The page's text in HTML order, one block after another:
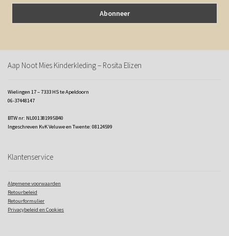
Aap Noot Mies Kinderkleding – Rosita Elizen
Wielingen 17 – 7333 HS te Apeldoorn
06-37448147
BTW nr: NL001381995B40
Ingeschreven KvK Veluwe en Twente: 08124599
Klantenservice
Algemene voorwaarden
Retourbeleid
Retourformulier
Privacybeleid en Cookies